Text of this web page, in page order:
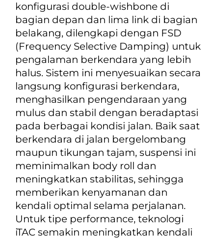
konfigurasi double-wishbone di
bagian depan dan lima link di bagian
belakang, dilengkapi dengan FSD
(Frequency Selective Damping) untuk
pengalaman berkendara yang lebih
halus. Sistem ini menyesuaikan secara
langsung konfigurasi berkendara,
menghasilkan pengendaraan yang
mulus dan stabil dengan beradaptasi
pada berbagai kondisi jalan. Baik saat
berkendara di jalan bergelombang
maupun tikungan tajam, suspensi ini
meminimalkan body roll dan
meningkatkan stabilitas, sehingga
memberikan kenyamanan dan
kendali optimal selama perjalanan.
Untuk tipe performance, teknologi
iTAC semakin meningkatkan kendali